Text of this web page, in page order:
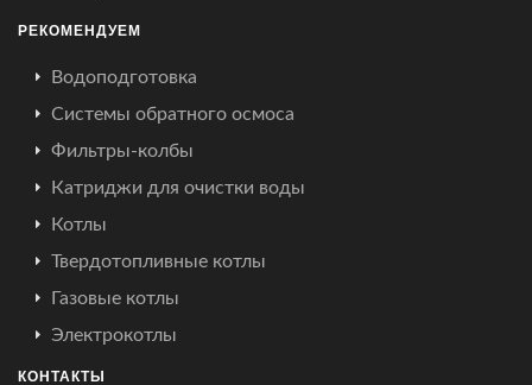
РЕКОМЕНДУЕМ
Водоподготовка
Системы обратного осмоса
Фильтры-колбы
Катриджи для очистки воды
Котлы
Твердотопливные котлы
Газовые котлы
Электрокотлы
КОНТАКТЫ